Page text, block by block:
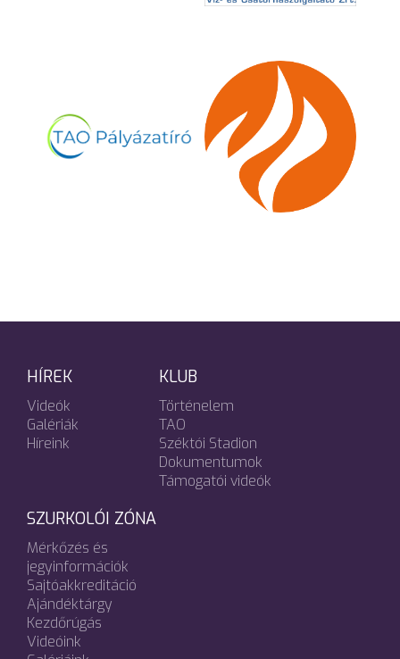
HÍREK
Videók
Galériák
Híreink
KLUB
Történelem
TAO
Széktói Stadion
Dokumentumok
Támogatói videók
SZURKOLÓI ZÓNA
Mérkőzés és
jegyinformációk
Sajtóakkreditáció
Ajándéktárgy
Kezdőrúgás
Videóink